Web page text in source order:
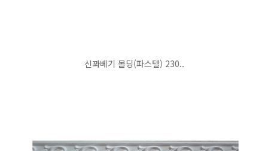
신꽈베기 몰딩(파스텔) 230..